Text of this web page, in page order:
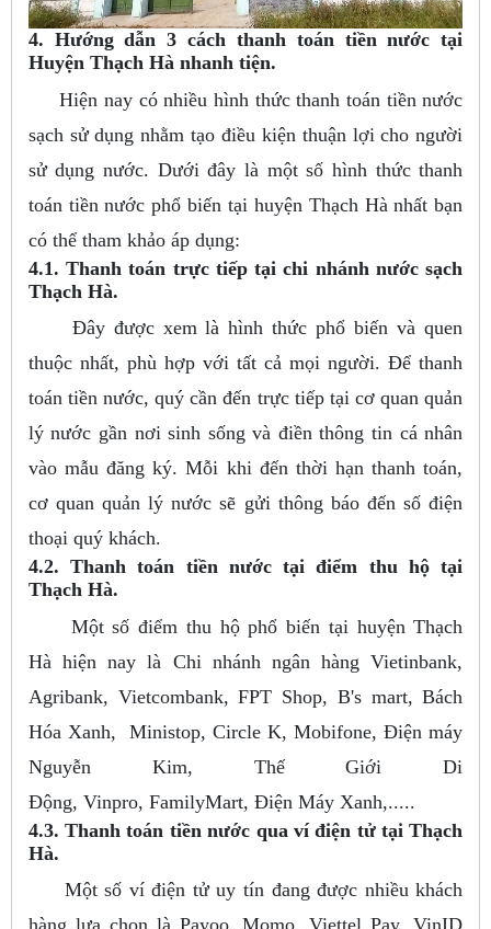
4. Hướng dẫn 3 cách thanh toán tiền nước tại
Huyện Thạch Hà nhanh tiện.
Hiện nay có nhiều hình thức thanh toán tiền nước
sạch sử dụng nhằm tạo điều kiện thuận lợi cho người
sử dụng nước. Dưới đây là một số hình thức thanh
toán tiền nước phổ biến tại huyện Thạch Hà nhất bạn
có thể tham khảo áp dụng:
4.1. Thanh toán trực tiếp tại chi nhánh nước sạch
Thạch Hà.
Đây được xem là hình thức phổ biến và quen
thuộc nhất, phù hợp với tất cả mọi người. Để thanh
toán tiền nước, quý cần đến trực tiếp tại cơ quan quản
lý nước gần nơi sinh sống và điền thông tin cá nhân
vào mẫu đăng ký. Mỗi khi đến thời hạn thanh toán,
cơ quan quản lý nước sẽ gửi thông báo đến số điện
thoại quý khách.
4.2. Thanh toán tiền nước tại điểm thu hộ tại
Thạch Hà.
Một số điểm thu hộ phổ biến tại huyện Thạch
Hà hiện nay là Chi nhánh ngân hàng Vietinbank,
Agribank, Vietcombank, FPT Shop, B's mart, Bách
Hóa Xanh, Ministop, Circle K, Mobifone, Điện máy
Nguyễn Kim, Thế Giới Di
Động, Vinpro, FamilyMart, Điện Máy Xanh,.....
4.3. Thanh toán tiền nước qua ví điện tử tại Thạch
Hà.
Một số ví điện tử uy tín đang được nhiều khách